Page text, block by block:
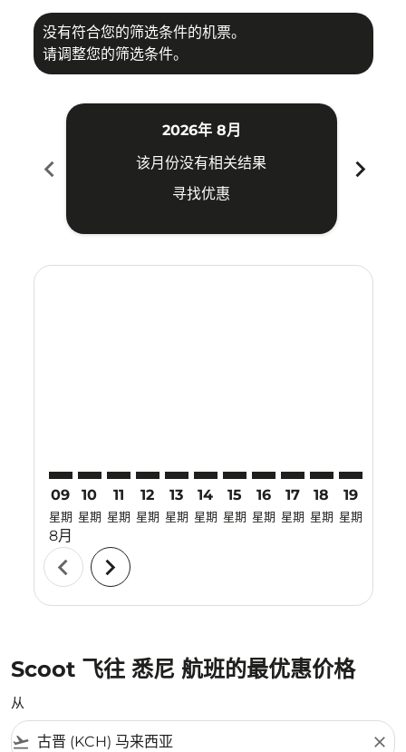
没有符合您的筛选条件的机票。
请调整您的筛选条件。
chevron_left
2026年 8月
该月份没有相关结果
寻找优惠
chevron_right
09
星期
8月
10
星期
11
星期
12
星期
13
星期
14
星期
15
星期
16
星期
17
星期
18
星期
19
星期
chevron_left chevron_right
Scoot 飞往 悉尼 航班的最优惠价格
从
flight_takeoff close